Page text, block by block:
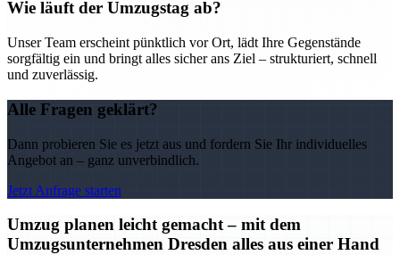
Wie läuft der Umzugstag ab?
Unser Team erscheint pünktlich vor Ort, lädt Ihre Gegenstände
sorgfältig ein und bringt alles sicher ans Ziel – strukturiert, schnell
und zuverlässig.
Alle Fragen geklärt?
Dann probieren Sie es jetzt aus und fordern Sie Ihr individuelles
Angebot an – ganz unverbindlich.
Jetzt Anfrage starten
Umzug planen leicht gemacht – mit dem
Umzugsunternehmen Dresden alles aus einer Hand